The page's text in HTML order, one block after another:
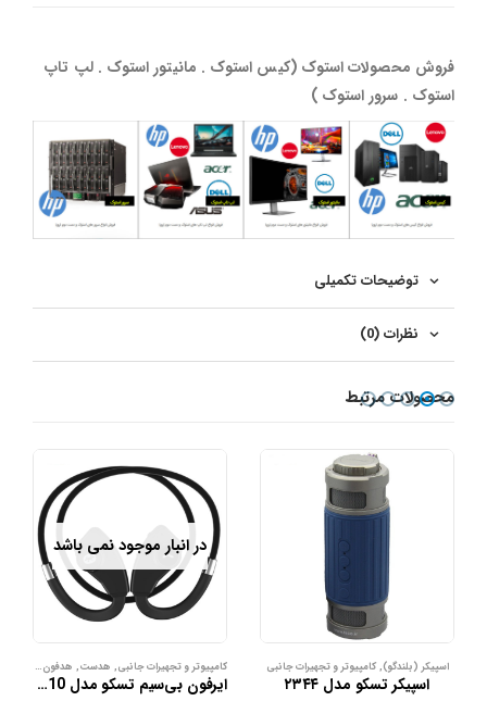
فروش محصولات استوک (کیس استوک . مانیتور استوک . لپ تاپ
استوک . سرور استوک )
توضیحات تکمیلی
نظرات (0)
محصولات مرتبط
اسپیکر (بلندگو),کامپیوتر و تجهیرات جانبی
اسپیکر تسکو مدل ۲۳۴۴
در انبار موجود نمی باشد
کامپیوتر و تجهیرات جانبی, هدست, هدفون، هدست، میکروفون
ایرفون بی‌سیم تسکو مدل TH 5310